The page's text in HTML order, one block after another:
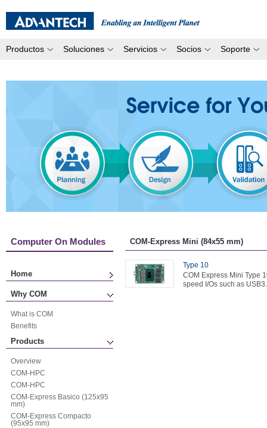
Productos Soluciones Servicios Socios Soporte
Computer On Modules
Home
Why COM
What is COM
Benefits
Products
Overview
COM-HPC
COM-HPC
COM-Express Basico (125x95
mm)
COM-Express Compacto
(95x95 mm)
COM-Express Mini (84x55 mm)
Type 10
COM Express Mini Type
speed I/Os such as